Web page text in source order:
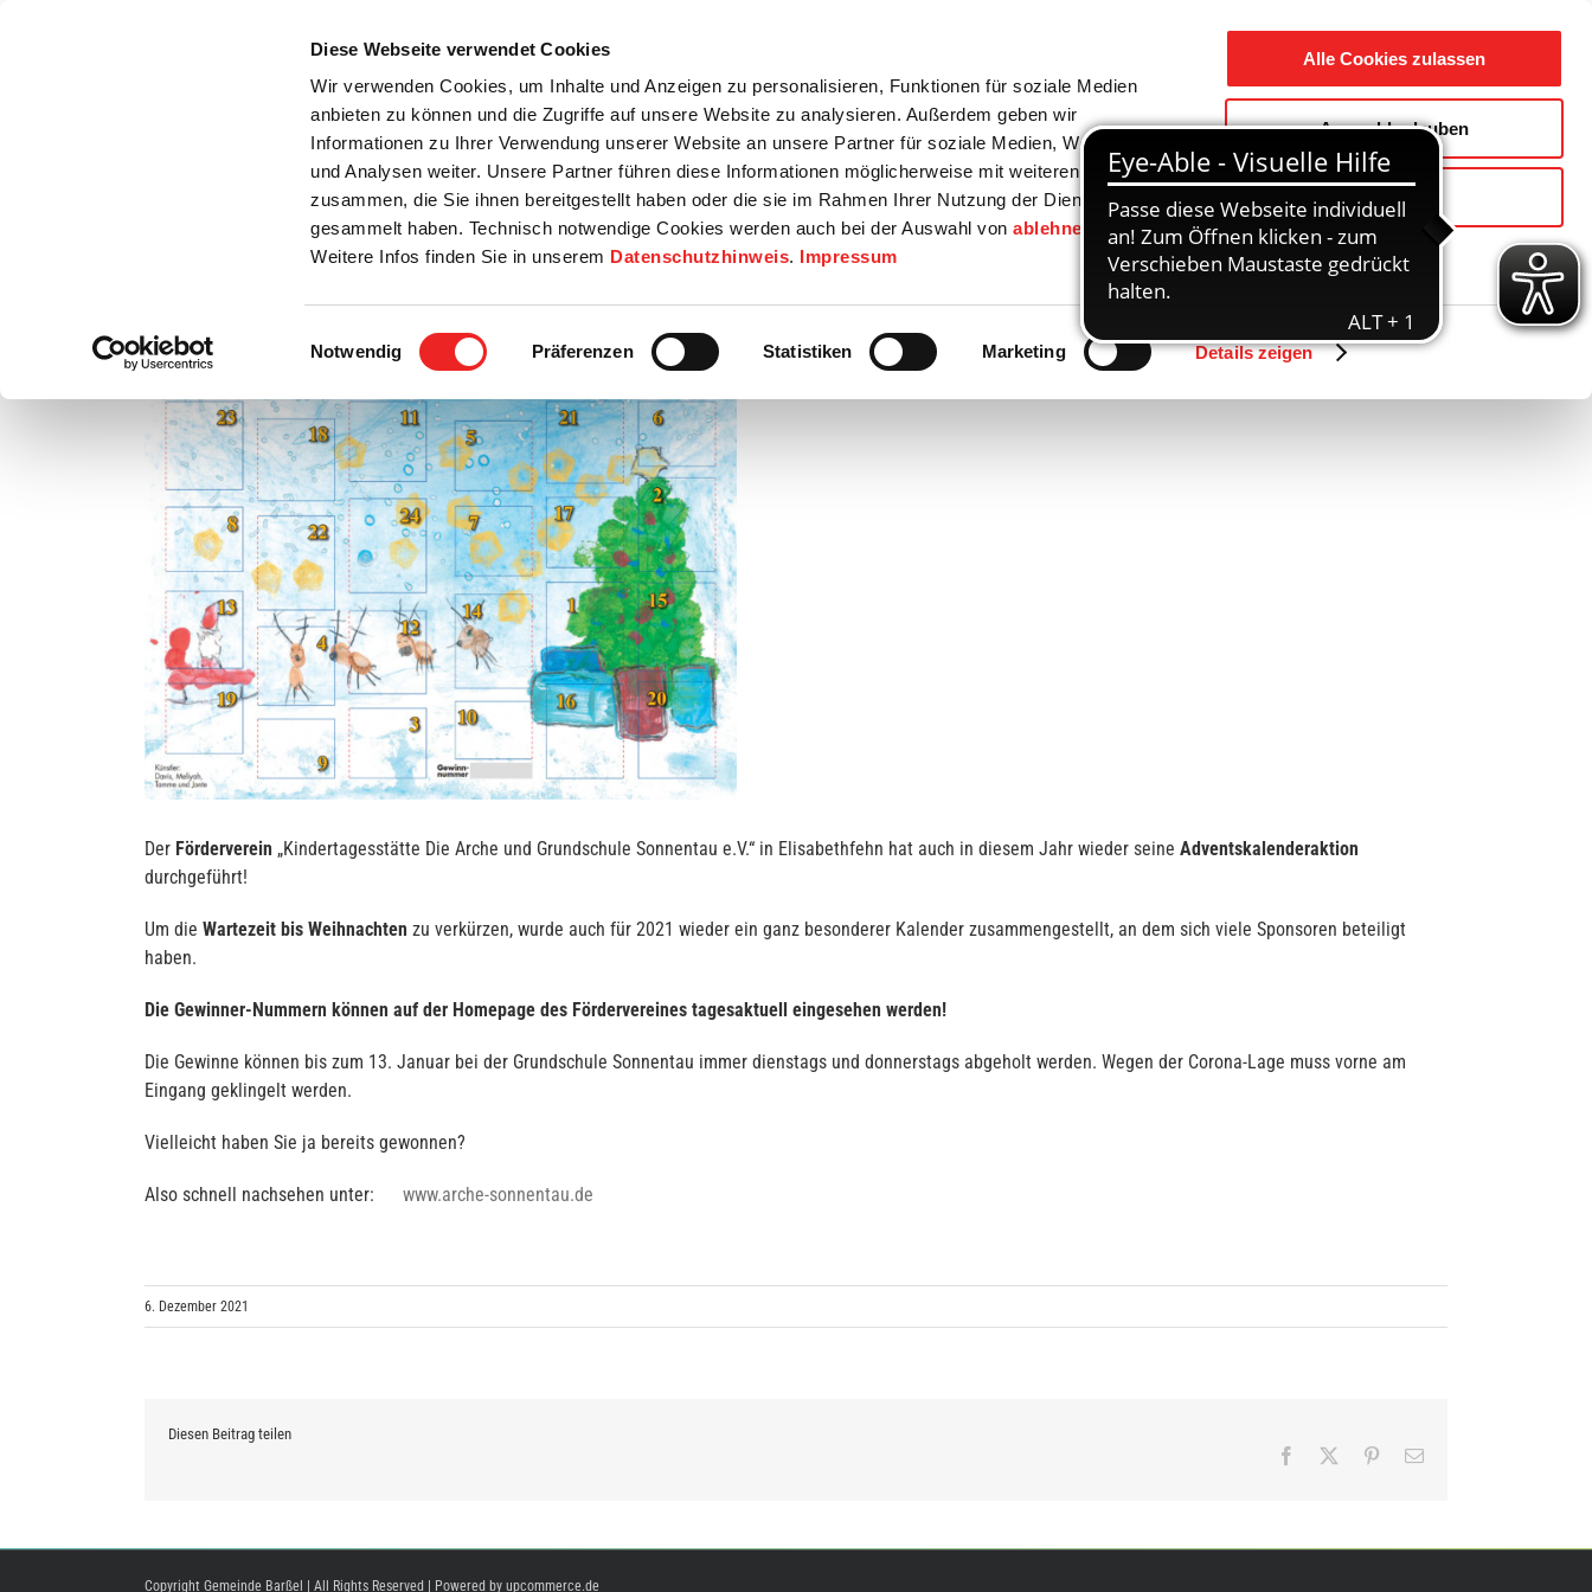
Diese Webseite verwendet Cookies
Wir verwenden Cookies, um Inhalte und Anzeigen zu personalisieren, Funktionen für soziale Medien
anbieten zu können und die Zugriffe auf unsere Website zu analysieren. Außerdem geben wir
Informationen zu Ihrer Verwendung unserer Website an unsere Partner für soziale Medien, Werbung
und Analysen weiter. Unsere Partner führen diese Informationen möglicherweise mit weiteren Daten
zusammen, die Sie ihnen bereitgestellt haben oder die sie im Rahmen Ihrer Nutzung der Dienste
gesammelt haben. Technisch notwendige Cookies werden auch bei der Auswahl vonablehnen
gesetzt.
Weitere Infos finden Sie in unserem Datenschutzhinweis. Impressum
Einwilligungsauswahl
Notwendig Präferenzen Statistiken Marketing Details zeigen
Alle Cookies zulassen
Auswahl erlauben
Ablehnen
Startseite
Bürgerservice Rats- / Bürgerinfo Wirtschaft / Wohnen Bildung / Soziales Touristik / Freizeit Gemeinde / Geschichte
Zurück
Überraschungen hinter jedem Türchen! Prall gefüllter Adventskalender!
grösseres
Bild
Der Förderverein „Kindertagesstätte Die Arche und Grundschule Sonnentau e.V.“ in Elisabethfehn hat auch in diesem Jahr wieder seine Adventskalenderaktion
durchgeführt!
Um die Wartezeit bis Weihnachten zu verkürzen, wurde auch für 2021 wieder ein ganz besonderer Kalender zusammengestellt, an dem sich viele Sponsoren beteiligt
haben.
Die Gewinner-Nummern können auf der Homepage des Fördervereines tagesaktuell eingesehen werden!
Die Gewinne können bis zum 13. Januar bei der Grundschule Sonnentau immer dienstags und donnerstags abgeholt werden. Wegen der Corona-Lage muss vorne am
Eingang geklingelt werden.
Vielleicht haben Sie ja bereits gewonnen?
Also schnell nachsehen unter: www.arche-sonnentau.de
6. Dezember 2021
Diesen Beitrag teilen
Facebook Pinterest
E-
Copyright Gemeinde Barßel | All Rights Reserved | Powered by upcommerce.de